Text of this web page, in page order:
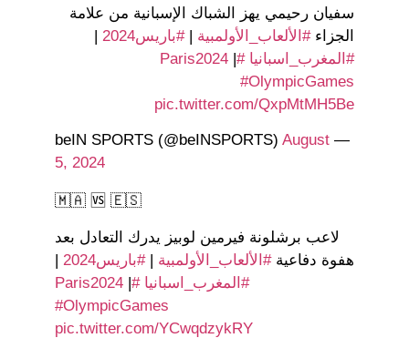
سفيان رحيمي يهز الشباك الإسبانية من علامة
الجزاء#الألعاب_الأولمبية |#باريس2024
|
#المغرب_اسبانيا #Paris2024
|
#OlympicGames
pic.twitter.com/QxpMtMH5Be
— beIN SPORTS (@beINSPORTS)
August
5, 2024
🇲🇦 🆚 🇪🇸
لاعب برشلونة فيرمين لوبيز يدرك التعادل بعد
هفوة دفاعية#الألعاب_الأولمبية |#باريس2024
|
#المغرب_اسبانيا #Paris2024
|
#OlympicGames
pic.twitter.com/YCwqdzykRY